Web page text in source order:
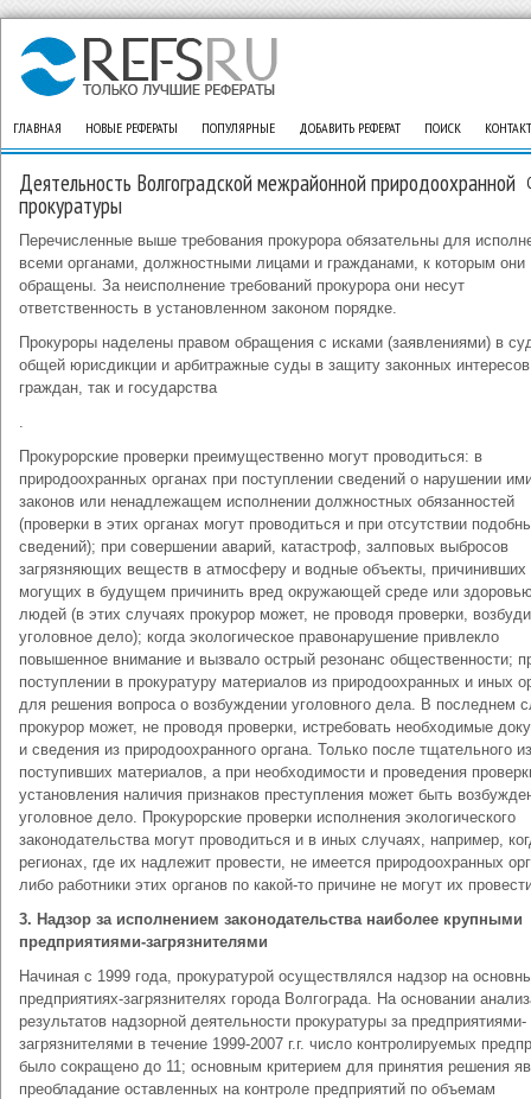
ГЛАВНАЯ НОВЫЕ РЕФЕРАТЫ ПОПУЛЯРНЫЕ ДОБАВИТЬ РЕФЕРАТ ПОИСК
Деятельность Волгоградской межрайонной природоохранной
прокуратуры
Перечисленные выше требования прокурора обязательны для
всеми органами, должностными лицами и гражданами, к которым они
обращены. За неисполнение требований прокурора они несут
ответственность в установленном законом порядке.
Прокуроры наделены правом обращения с исками (заявлениями) в
общей юрисдикции и арбитражные суды в защиту законных интересов
граждан, так и государства
.
Прокурорские проверки преимущественно могут проводиться: в
природоохранных органах при поступлении сведений о нарушении
законов или ненадлежащем исполнении должностных обязанностей
(проверки в этих органах могут проводиться и при отсутствии
сведений); при совершении аварий, катастроф, залповых выбросов
загрязняющих веществ в атмосферу и водные объекты, причинивших
могущих в будущем причинить вред окружающей среде или
людей (в этих случаях прокурор может, не проводя проверки,
уголовное дело); когда экологическое правонарушение привлекло
повышенное внимание и вызвало острый резонанс общественности;
поступлении в прокуратуру материалов из природоохранных и иных
для решения вопроса о возбуждении уголовного дела. В последнем
прокурор может, не проводя проверки, истребовать необходимые
и сведения из природоохранного органа. Только после тщательного
поступивших материалов, а при необходимости и проведения
установления наличия признаков преступления может быть
уголовное дело. Прокурорские проверки исполнения экологического
законодательства могут проводиться и в иных случаях, например,
регионах, где их надлежит провести, не имеется природоохранных
либо работники этих органов по какой-то причине не могут их
3. Надзор за исполнением законодательства наиболее крупными
предприятиями-загрязнителями
Начиная с 1999 года, прокуратурой осуществлялся надзор на
предприятиях-загрязнителях города Волгограда. На основании
результатов надзорной деятельности прокуратуры за предприятиями-
загрязнителями в течение 1999-2007 г.г. число контролируемых
было сокращено до 11; основным критерием для принятия решения
преобладание оставленных на контроле предприятий по объемам